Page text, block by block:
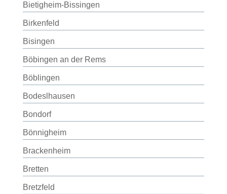
Bietigheim-Bissingen
Birkenfeld
Bisingen
Böbingen an der Rems
Böblingen
Bodeslhausen
Bondorf
Bönnigheim
Brackenheim
Bretten
Bretzfeld